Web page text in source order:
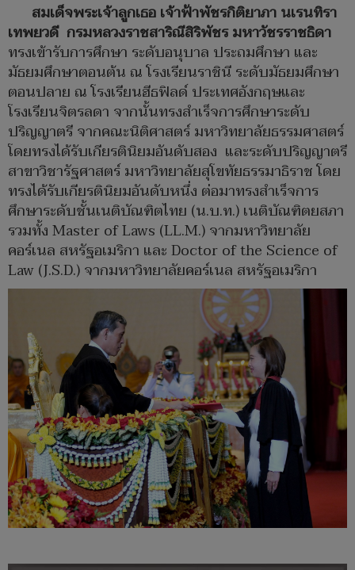
สมเด็จพระเจ้าลูกเธอ เจ้าฟ้าพัชรกิติยาภา นเรนทิรา
เทพยวดี กรมหลวงราชสาริณีสิริพัชร มหาวัชรราชธิดา
ทรงเข้ารับการศึกษา ระดับอนุบาล ประถมศึกษา และ
มัธยมศึกษาตอนต้น ณ โรงเรียนราชินี ระดับมัธยมศึกษา
ตอนปลาย ณ โรงเรียนฮีธฟิลด์ ประเทศอังกฤษและ
โรงเรียนจิตรลดา จากนั้นทรงสำเร็จการศึกษาระดับ
ปริญญาตรี จากคณะนิติศาสตร์ มหาวิทยาลัยธรรมศาสตร์
โดยทรงได้รับเกียรตินิยมอันดับสอง และระดับปริญญาตรี
สาขาวิชารัฐศาสตร์ มหาวิทยาลัยสุโขทัยธรรมาธิราช โดย
ทรงได้รับเกียรตินิยมอันดับหนึ่ง ต่อมาทรงสำเร็จการ
ศึกษาระดับชั้นเนติบัณฑิตไทย (น.บ.ท.) เนติบัณฑิตยสภา
รวมทั้ง Master of Laws (LL.M.) จากมหาวิทยาลัย
คอร์เนล สหรัฐอเมริกา และ Doctor of the Science of
Law (J.S.D.) จากมหาวิทยาลัยคอร์เนล สหรัฐอเมริกา